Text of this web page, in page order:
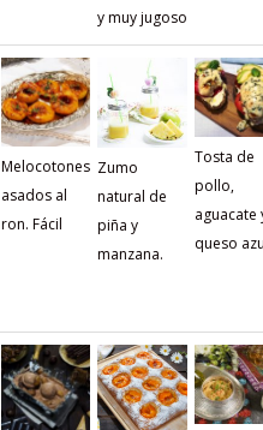
y muy jugoso
Melocotones
asados al
ron. Fácil
Zumo
natural de
piña y
manzana.
Tosta de
pollo,
aguacate
queso